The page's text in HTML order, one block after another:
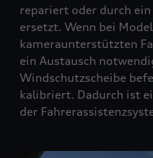
repariert oder durch
ersetzt. Wenn bei
kameraunterstützten
ein Austausch
Windschutzscheibe
kalibriert. Dadurch ist
der